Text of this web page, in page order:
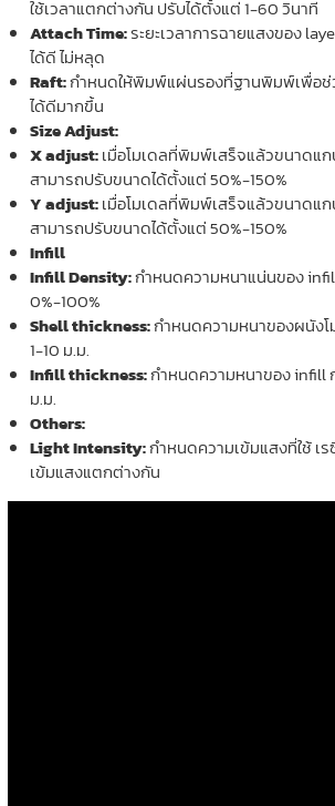
ใช้เวลาแตกต่างกัน ปรับได้ตั้งแต่ 1-60 วินาที
Attach Time:ระยะเวลาการฉายแสงของ
ได้ดี ไม่หลุด
Raft:กำหนดให้พิมพ์แผ่นรองที่ฐานพิมพ์เพื่อช่
ได้ดีมากขึ้น
Size Adjust:
X adjust:เมื่อโมเดลที่พิมพ์เสร็จแล้วขนาดแ
สามารถปรับขนาดได้ตั้งแต่ 50%-150%
Y adjust:เมื่อโมเดลที่พิมพ์เสร็จแล้วขนาดแ
สามารถปรับขนาดได้ตั้งแต่ 50%-150%
Infill
Infill Density:กำหนดความหนาแน่นของ
0%-100%
Shell thickness:กำหนดความหนาของผนัง
1-10 ม.ม.
Infill thickness:กำหนดความหนาของ infill
ม.ม.
Others:
Light Intensity:กำหนดความเข้มแสงที่ใช้ เ
เข้มแสงแตกต่างกัน